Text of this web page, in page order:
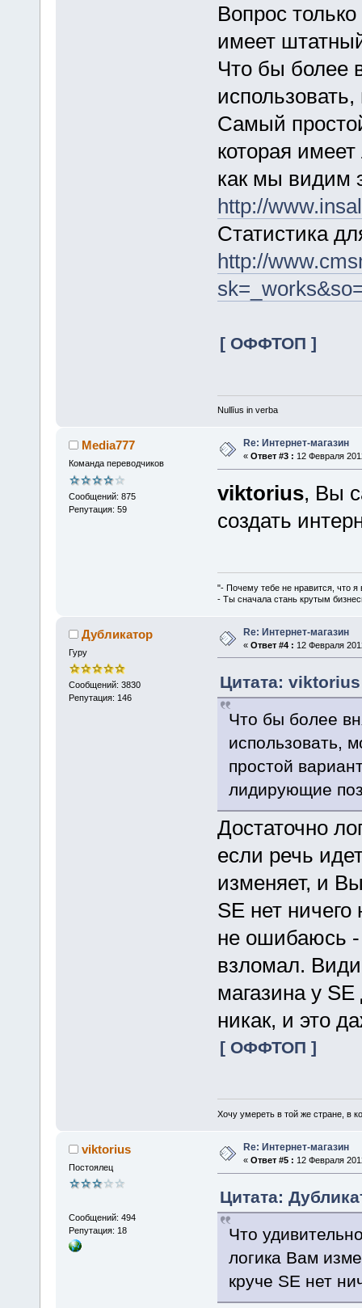
Вопрос
имеет
Что бы более
Самый
которая
как мы видим
http://
Статистика
http://
[ ОФФТОП ]
Nullīus in verba
Media777
Команда переводчиков
Сообщений: 875
Репутация: 59
Re: Интернет-магазин
« Ответ #3 : 12 Февраля
viktorius, Вы
создать
"- Почему тебе не нравится, что я
- Ты сначала стань крутым
Дубликатор
Гуру
Сообщений: 3830
Репутация: 146
Re: Интернет-магазин
« Ответ #4 : 12 Февраля
Цитата:
Что бы более
использовать,
простой
лидирующие
Достаточно
если речь
изменяет, и
SE нет
не ошибаюсь -
взломал.
магазина у
никак, и это
[ ОФФТОП ]
Хочу умереть в той же стране, в
viktorius
Постоялец
Сообщений: 494
Репутация: 18
Re: Интернет-магазин
« Ответ #5 : 12 Февраля
Цитата:
Что
логика Вам
круче SE нет